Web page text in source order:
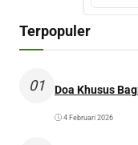
Terpopuler
01 Doa Khusus
4 Februari 2026